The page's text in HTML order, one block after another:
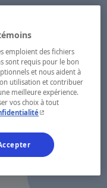
emploient des fichiers
sont requis pour le bon
et nous aident à
utilisation et contribuer
meilleure expérience.
vos choix à tout
- Cet hyperlien